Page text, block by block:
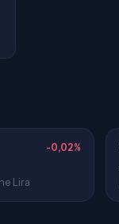
-0,02%
Lira